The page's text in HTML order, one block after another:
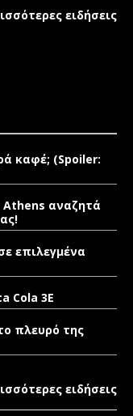
ειδήσεις
καφέ; (Spoiler:
Athens αναζητά
επιλεγμένα
Cola 3E
πλευρό της
ειδήσεις